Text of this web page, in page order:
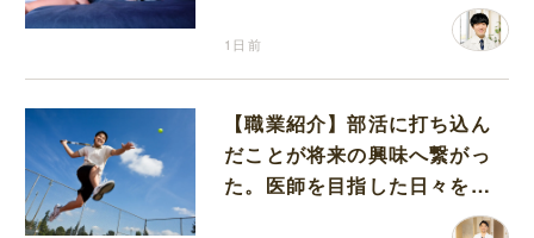
1日前
【職業紹介】部活に打ち込ん
だことが将来の興味へ繋がっ
た。医師を目指した日々を振